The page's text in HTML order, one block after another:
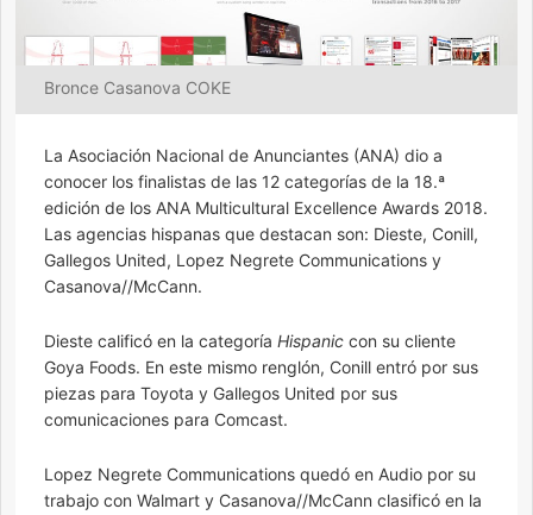
Bronce Casanova COKE
La Asociación Nacional de Anunciantes (ANA) dio a
conocer los finalistas de las 12 categorías de la 18.ª
edición de los ANA Multicultural Excellence Awards 2018.
Las agencias hispanas que destacan son: Dieste, Conill,
Gallegos United, Lopez Negrete Communications y
Casanova//McCann.
Dieste calificó en la categoría Hispanic con su cliente
Goya Foods. En este mismo renglón, Conill entró por sus
piezas para Toyota y Gallegos United por sus
comunicaciones para Comcast.
Lopez Negrete Communications quedó en Audio por su
trabajo con Walmart y Casanova//McCann clasificó en la